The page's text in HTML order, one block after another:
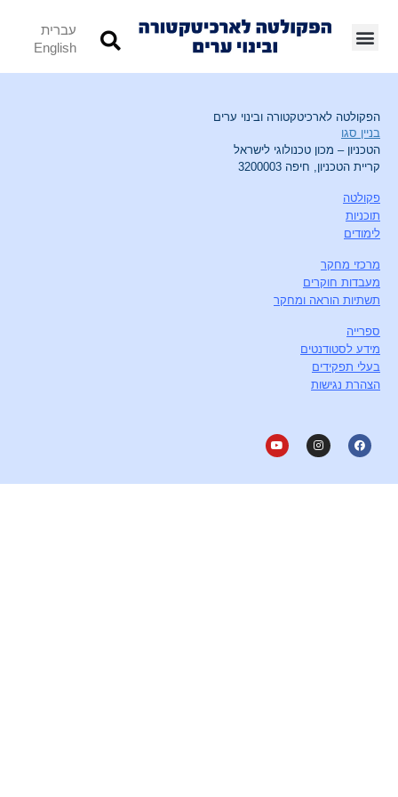
עברית
English
הפקולטה לארכיטקטורה ובינוי ערים
בניין סגו
הטכניון – מכון טכנולוגי לישראל
קריית הטכניון, חיפה 3200003
פקולטה
תוכניות
לימודים
מרכזי מחקר
מעבדות חוקרים
תשתיות הוראה ומחקר
ספרייה
מידע לסטודנטים
בעלי תפקידים
הצהרת נגישות